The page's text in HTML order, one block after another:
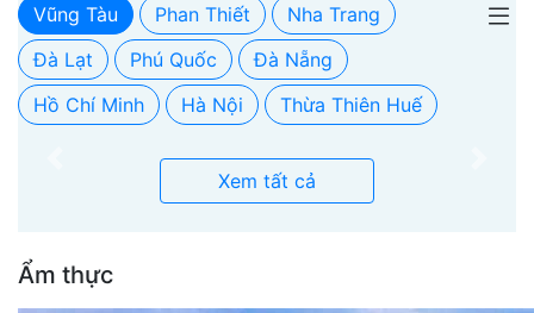
Vũng Tàu Phan Thiết
Nha Trang
Đà Lạt
Phú Quốc
Đà Nẵng
Hồ Chí Minh
Hà Nội Thừa Thiên Huế
Xem tất cả
Ẩm thực